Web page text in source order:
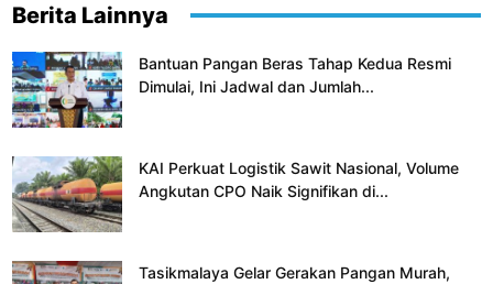
Berita Lainnya
Bantuan Pangan Beras Tahap Kedua Resmi
Dimulai, Ini Jadwal dan Jumlah...
KAI Perkuat Logistik Sawit Nasional, Volume
Angkutan CPO Naik Signifikan di...
Tasikmalaya Gelar Gerakan Pangan Murah,